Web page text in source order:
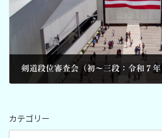
カテゴリー